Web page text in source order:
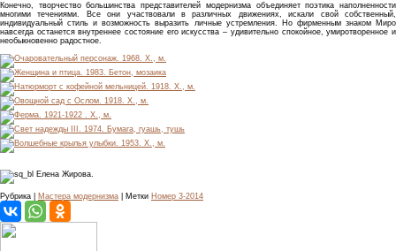
Конечно, творчество большинства представителей модернизма объединяет поэтика наполненности
многими течениями. Все они участвовали в различных движениях, искали свой собственный,
индивидуальный стиль и возможность выразить личные устремления. Но фирменным знаком Миро
навсегда останется внутреннее состояние его искусства – удивительно спокойное, умиротворенное и
необыкновенно радостное.
Елена Жирова.
Рубрика | Мастера модернизма | Метки Номер 3-2014